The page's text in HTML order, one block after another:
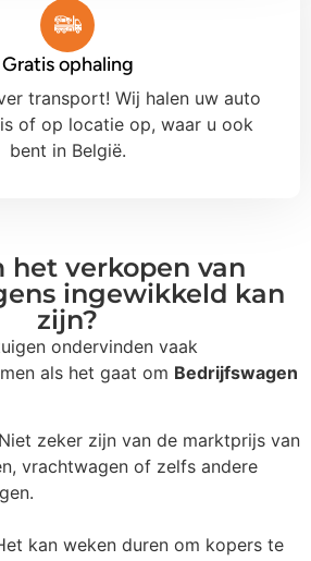
Gratis ophaling
transport! Wij halen uw auto
of op locatie op, waar u ook
bent in België.
het verkopen van
ingewikkeld kan
zijn?
ondervinden vaak
als het gaat om Bedrijfswagen
Niet zeker zijn van de marktprijs van
vrachtwagen of zelfs andere
kan weken duren om kopers te